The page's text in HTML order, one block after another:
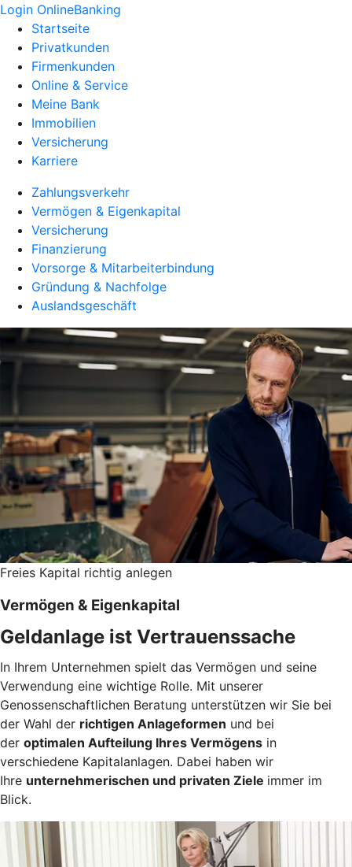
Login OnlineBanking
Startseite
Privatkunden
Firmenkunden
Online & Service
Meine Bank
Immobilien
Versicherung
Karriere
Zahlungsverkehr
Vermögen & Eigenkapital
Versicherung
Finanzierung
Vorsorge & Mitarbeiterbindung
Gründung & Nachfolge
Auslandsgeschäft
Freies Kapital richtig anlegen
Vermögen & Eigenkapital
Geldanlage ist Vertrauenssache
In Ihrem Unternehmen spielt das Vermögen und seine
Verwendung eine wichtige Rolle. Mit unserer
Genossenschaftlichen Beratung unterstützen wir Sie bei
der Wahl der richtigen Anlageformen und bei
der optimalen Aufteilung Ihres Vermögens in
verschiedene Kapitalanlagen. Dabei haben wir
Ihre unternehmerischen und privaten Ziele immer im
Blick.